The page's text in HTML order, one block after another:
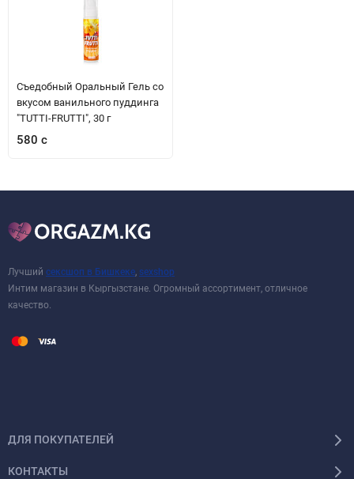
Съедобный Оральный Гель со
вкусом ванильного пуддинга
"TUTTI-FRUTTI", 30 г
580 с
Лучший сексшоп в Бишкеке sexshop
Интим магазин в Кыргызстане. Огромный ассортимент, отличное
качество.
ДЛЯ ПОКУПАТЕЛЕЙ
КОНТАКТЫ